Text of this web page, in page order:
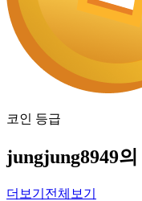
코인 등급
jungjung8949의
더보기 전체보기